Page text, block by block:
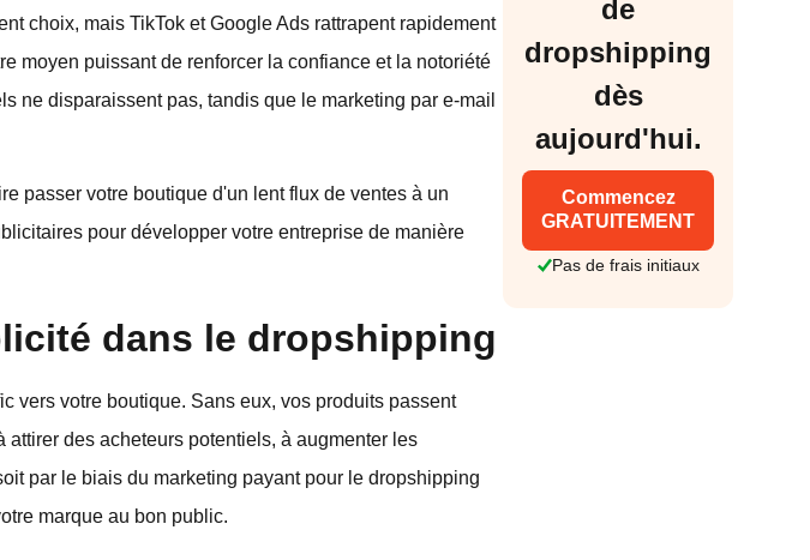
choix, mais TikTok et Google Ads rattrapent rapidement
moyen puissant de renforcer la confiance et la notoriété
ne disparaissent pas, tandis que le marketing par e-mail
passer votre boutique d'un lent flux de ventes à un
pour développer votre entreprise de manière
dans le dropshipping
vers votre boutique. Sans eux, vos produits passent
des acheteurs potentiels, à augmenter les
par le biais du marketing payant pour le dropshipping
marque au bon public.
de
dropshipping
dès
aujourd'hui.
Commencez
GRATUITEMENT
Pas de frais initiaux